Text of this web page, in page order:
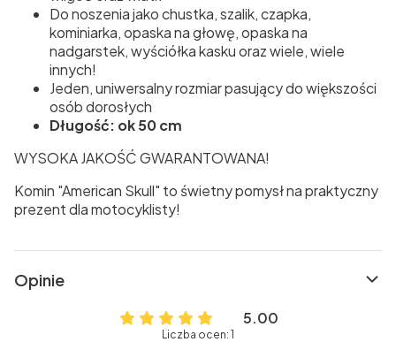
Do noszenia jako chustka, szalik, czapka,
kominiarka, opaska na głowę, opaska na
nadgarstek, wyściółka kasku oraz wiele, wiele
innych!
Jeden, uniwersalny rozmiar pasujący do większości
osób dorosłych
Długość: ok 50 cm
WYSOKA JAKOŚĆ GWARANTOWANA!
Komin "American Skull" to świetny pomysł na praktyczny
prezent dla motocyklisty!
Opinie
5.00
Liczba ocen: 1